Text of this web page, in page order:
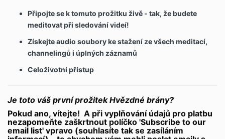
Připojte se k tomuto prožitku živě - tak, že budete
meditovat při sledování videí!
Získejte audio soubory ke stažení ze všech meditací,
channelingů i úplných záznamů
Celoživotní přístup
Je toto váš první prožitek Hvězdné brány?
Pokud ano, vítejte! A při vyplňování údajů pro platbu
nezapomeňte zaškrtnout políčko 'Subscribe to our
email list' vpravo (souhlasíte tak se zasíláním